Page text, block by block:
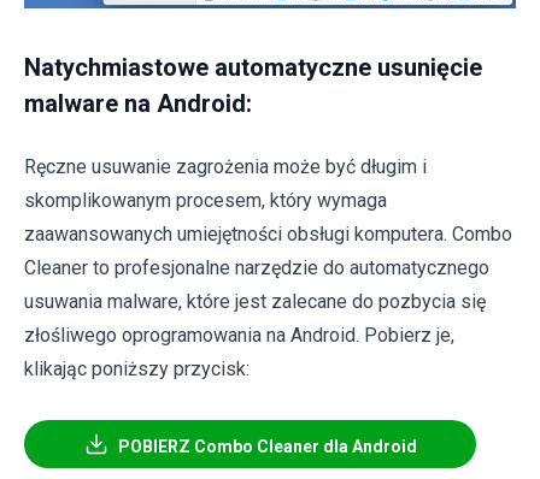
Natychmiastowe automatyczne usunięcie
malware na Android:
Ręczne usuwanie zagrożenia może być długim i
skomplikowanym procesem, który wymaga
zaawansowanych umiejętności obsługi komputera. Combo
Cleaner to profesjonalne narzędzie do automatycznego
usuwania malware, które jest zalecane do pozbycia się
złośliwego oprogramowania na Android. Pobierz je,
klikając poniższy przycisk:
POBIERZ Combo Cleaner dla Android